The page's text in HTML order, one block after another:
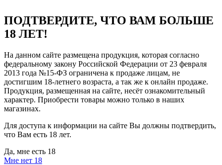
ПОДТВЕРДИТЕ, ЧТО ВАМ БОЛЬШЕ
18 ЛЕТ!
На данном сайте размещена продукция, которая согласно
федеральному закону Российской Федерации от 23 февраля
2013 года №15-ФЗ ограничена к продаже лицам, не
достигшим 18-летнего возраста, а так же к онлайн продаже.
Продукция, размещенная на сайте, несёт ознакомительный
характер. Приобрести товары можно только в наших
магазинах.
Для доступа к информации на сайте Вы должны подтвердить,
что Вам есть 18 лет.
Да, мне есть 18
Мне нет 18